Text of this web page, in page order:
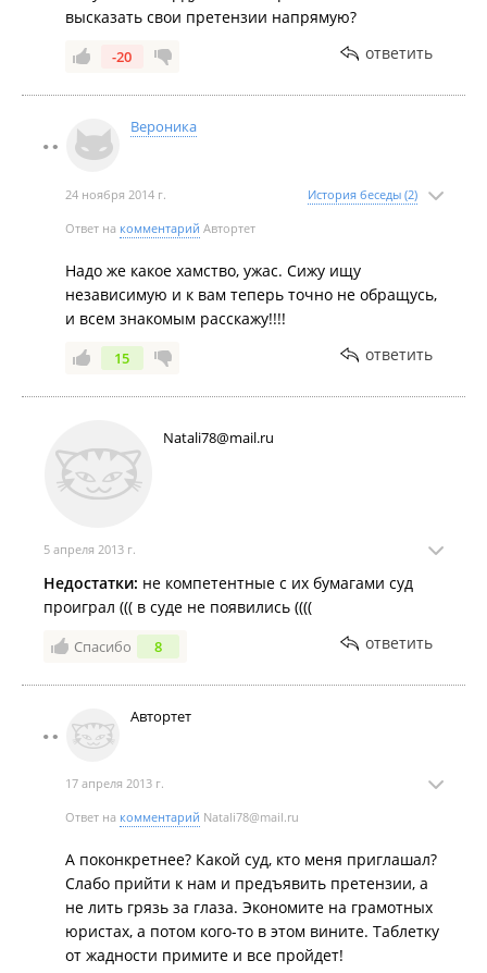
высказать свои претензии напрямую?
-20 ответить
Вероника
24 ноября 2014 г. История беседы (2)
Ответ на комментарий Автортет
Надо же какое хамство, ужас. Сижу ищу
независимую и к вам теперь точно не обращусь,
и всем знакомым расскажу!!!!
15 ответить
Natali78@mail.ru
5 апреля 2013 г.
Недостатки: не компетентные с их бумагами суд
проиграл ((( в суде не появились ((((
Спасибо 8 ответить
Автортет
17 апреля 2013 г.
Ответ на комментарий Natali78@mail.ru
А поконкретнее? Какой суд, кто меня приглашал?
Слабо прийти к нам и предъявить претензии, а
не лить грязь за глаза. Экономите на грамотных
юристах, а потом кого-то в этом вините. Таблетку
от жадности примите и все пройдет!